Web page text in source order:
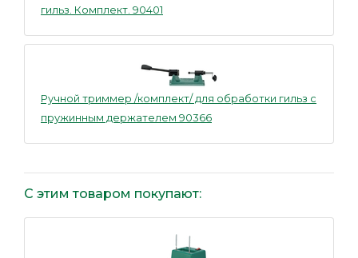
гильз. Комплект. 90401
Ручной триммер /комплект/ для обработки гильз с
пружинным держателем 90366
С этим товаром покупают: